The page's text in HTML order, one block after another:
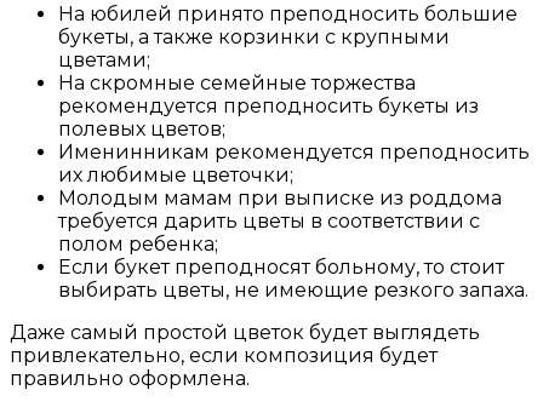
На юбилей принято преподносить большие
букеты, а также корзинки с крупными
цветами;
На скромные семейные торжества
рекомендуется преподносить букеты из
полевых цветов;
Именинникам рекомендуется преподносить
их любимые цветочки;
Молодым мамам при выписке из роддома
требуется дарить цветы в соответствии с
полом ребенка;
Если букет преподносят больному, то стоит
выбирать цветы, не имеющие резкого запаха.
Даже самый простой цветок будет выглядеть
привлекательно, если композиция будет
правильно оформлена.